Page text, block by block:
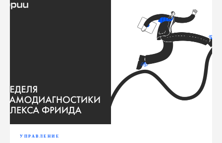
УПРАВЛЕНИЕ